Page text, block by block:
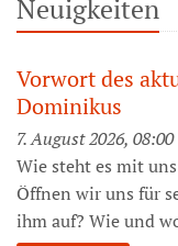
Neuigkeiten
Vorwort des
Dominikus
7. August 2026, 08:00
Wie steht es mit
Öffnen wir uns für
ihm auf? Wie und